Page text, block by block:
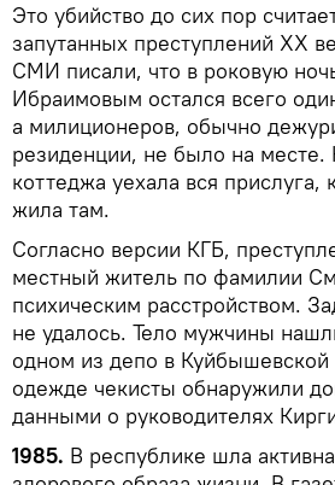
Это убийство до сих пор
запутанных преступлений XX
СМИ писали, что в роковую
Ибраимовым остался всего
а милиционеров, обычно
резиденции, не было на месте.
коттеджа уехала вся прислуга,
жила там.
Согласно версии КГБ,
местный житель по фамилии
психическим расстройством.
не удалось. Тело мужчины
одном из депо в Куйбышевской
одежде чекисты обнаружили
данными о руководителях
1985. В республике шла